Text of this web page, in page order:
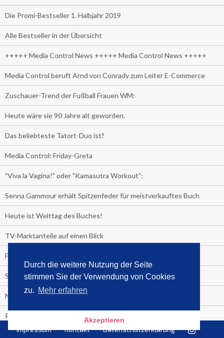
Durch die weitere Nutzung der Seite
stimmen Sie der Verwendung von Cookies
zu. Mehr erfahren
Akzeptieren
Die Promi-Bestseller 1. Halbjahr 2019
Alle Bestseller in der Übersicht
+++++ Media Control News +++++ Media Control News +++++
Media Control beruft Arnd von Conrady zum Leiter E-Commerce
Zuschauer-Trend der Fußball Frauen WM:
Heute wäre sie 90 Jahre alt geworden.
Das beliebteste Tatort-Duo ist?
Media Control: Friday-Greta
"Viva la Vagina!" oder "Kamasutra Workout":
Senna Gammour erhält Spitzenfeder für meistverkauftes Buch
Heute ist Welttag des Buches!
TV-Marktanteile auf einen Blick
Fußball TV-Quoten:
Sensationell!
Niederlande - Deutschland:
PRESSEMITTEILUNG
Media Control eBook-Panel
Impressum Kontakt Datenschutzerklärung